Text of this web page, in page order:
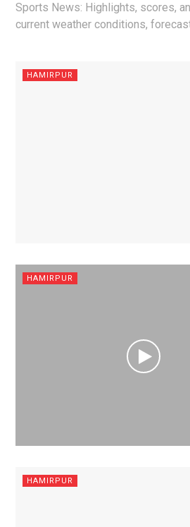
Sports News: Highlights, scores,
current weather conditions,
HAMIRPUR
HAMIRPUR
HAMIRPUR